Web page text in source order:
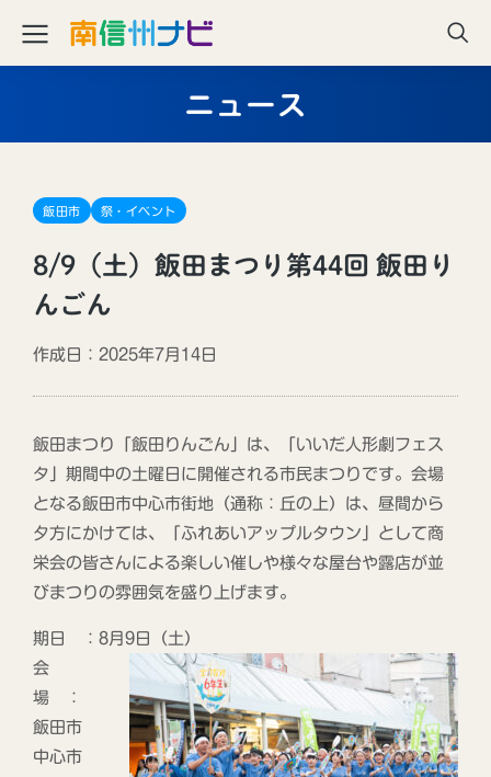
ニュース
飯田市 祭・イベント
8/9（土）飯田まつり第44回 飯田り
んごん
作成日：2025年7月14日
飯田まつり「飯田りんごん」は、「いいだ人形劇フェス
タ」期間中の土曜日に開催される市民まつりです。会場
となる飯田市中心市街地（通称：丘の上）は、昼間から
夕方にかけては、「ふれあいアップルタウン」として商
栄会の皆さんによる楽しい催しや様々な屋台や露店が並
びまつりの雰囲気を盛り上げます。
期日 ：8月9日（土）
会
場 ：
飯田市
中心市